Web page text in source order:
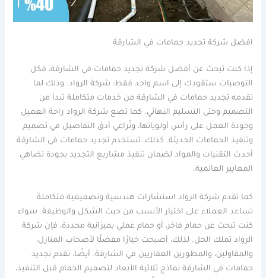
افضل شركة تجديد حمامات في الشارقة
إذا كنت تبحث عن أفضل شركة تجديد حمامات في الشارقة، فكل
التوصيات ستقودك إلى اسم واحد فقط: شركة الرواد. وذلك لما
تقدمه تجديد حمامات في الشارقة من خدمات متكاملة تبدأ من
التصميم وحتى التسليم النهائي. كما تضع شركة الرواد راحة العميل
وجودة العمل على رأس أولوياتها، وتُراعي أدق التفاصيل في تصميم
وتنفيذ الحمامات الحديثة. كذلك، تستخدم تجديد حمامات في الشارقة
أحدث التقنيات والمواد لضمان تنفيذ مشاريع التجديد بجودة تضاهي
المعايير العالمية.
كما تقدم شركة الرواد استشارات هندسية وتصميمية متكاملة
تساعد العملاء على اختيار الأنسب من حيث الشكل والوظيفة. سواء
كنت تبحث عن حمام فاخر، أو حمام عملي بميزانية محددة، فإن شركة
الرواد تملك الحل. لذلك، أصبحت خيارًا مفضلًا لأصحاب المنازل،
والمقاولين، والمطورين العقاريين في الشارقة. أيضًا، تقدم تجديد
حمامات في الشارقة نماذج ثلاثية الأبعاد لتصميم الحمام قبل التنفيذ،